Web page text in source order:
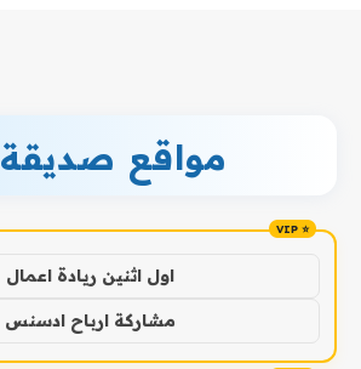
مواقع صديقة
اول اثنين ريادة اعمال
مشاركة ارباح ادسنس